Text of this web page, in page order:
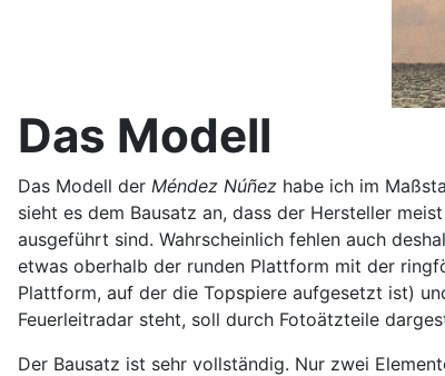
Das Modell
Das Modell der Méndez Núñez habe ich im
sieht es dem Bausatz an, dass der Hersteller
ausgeführt sind. Wahrscheinlich fehlen auch
etwas oberhalb der runden Plattform mit der
Plattform, auf der die Topspiere aufgesetzt ist)
Feuerleitradar steht, soll durch Fotoätzteile
Der Bausatz ist sehr vollständig. Nur zwei